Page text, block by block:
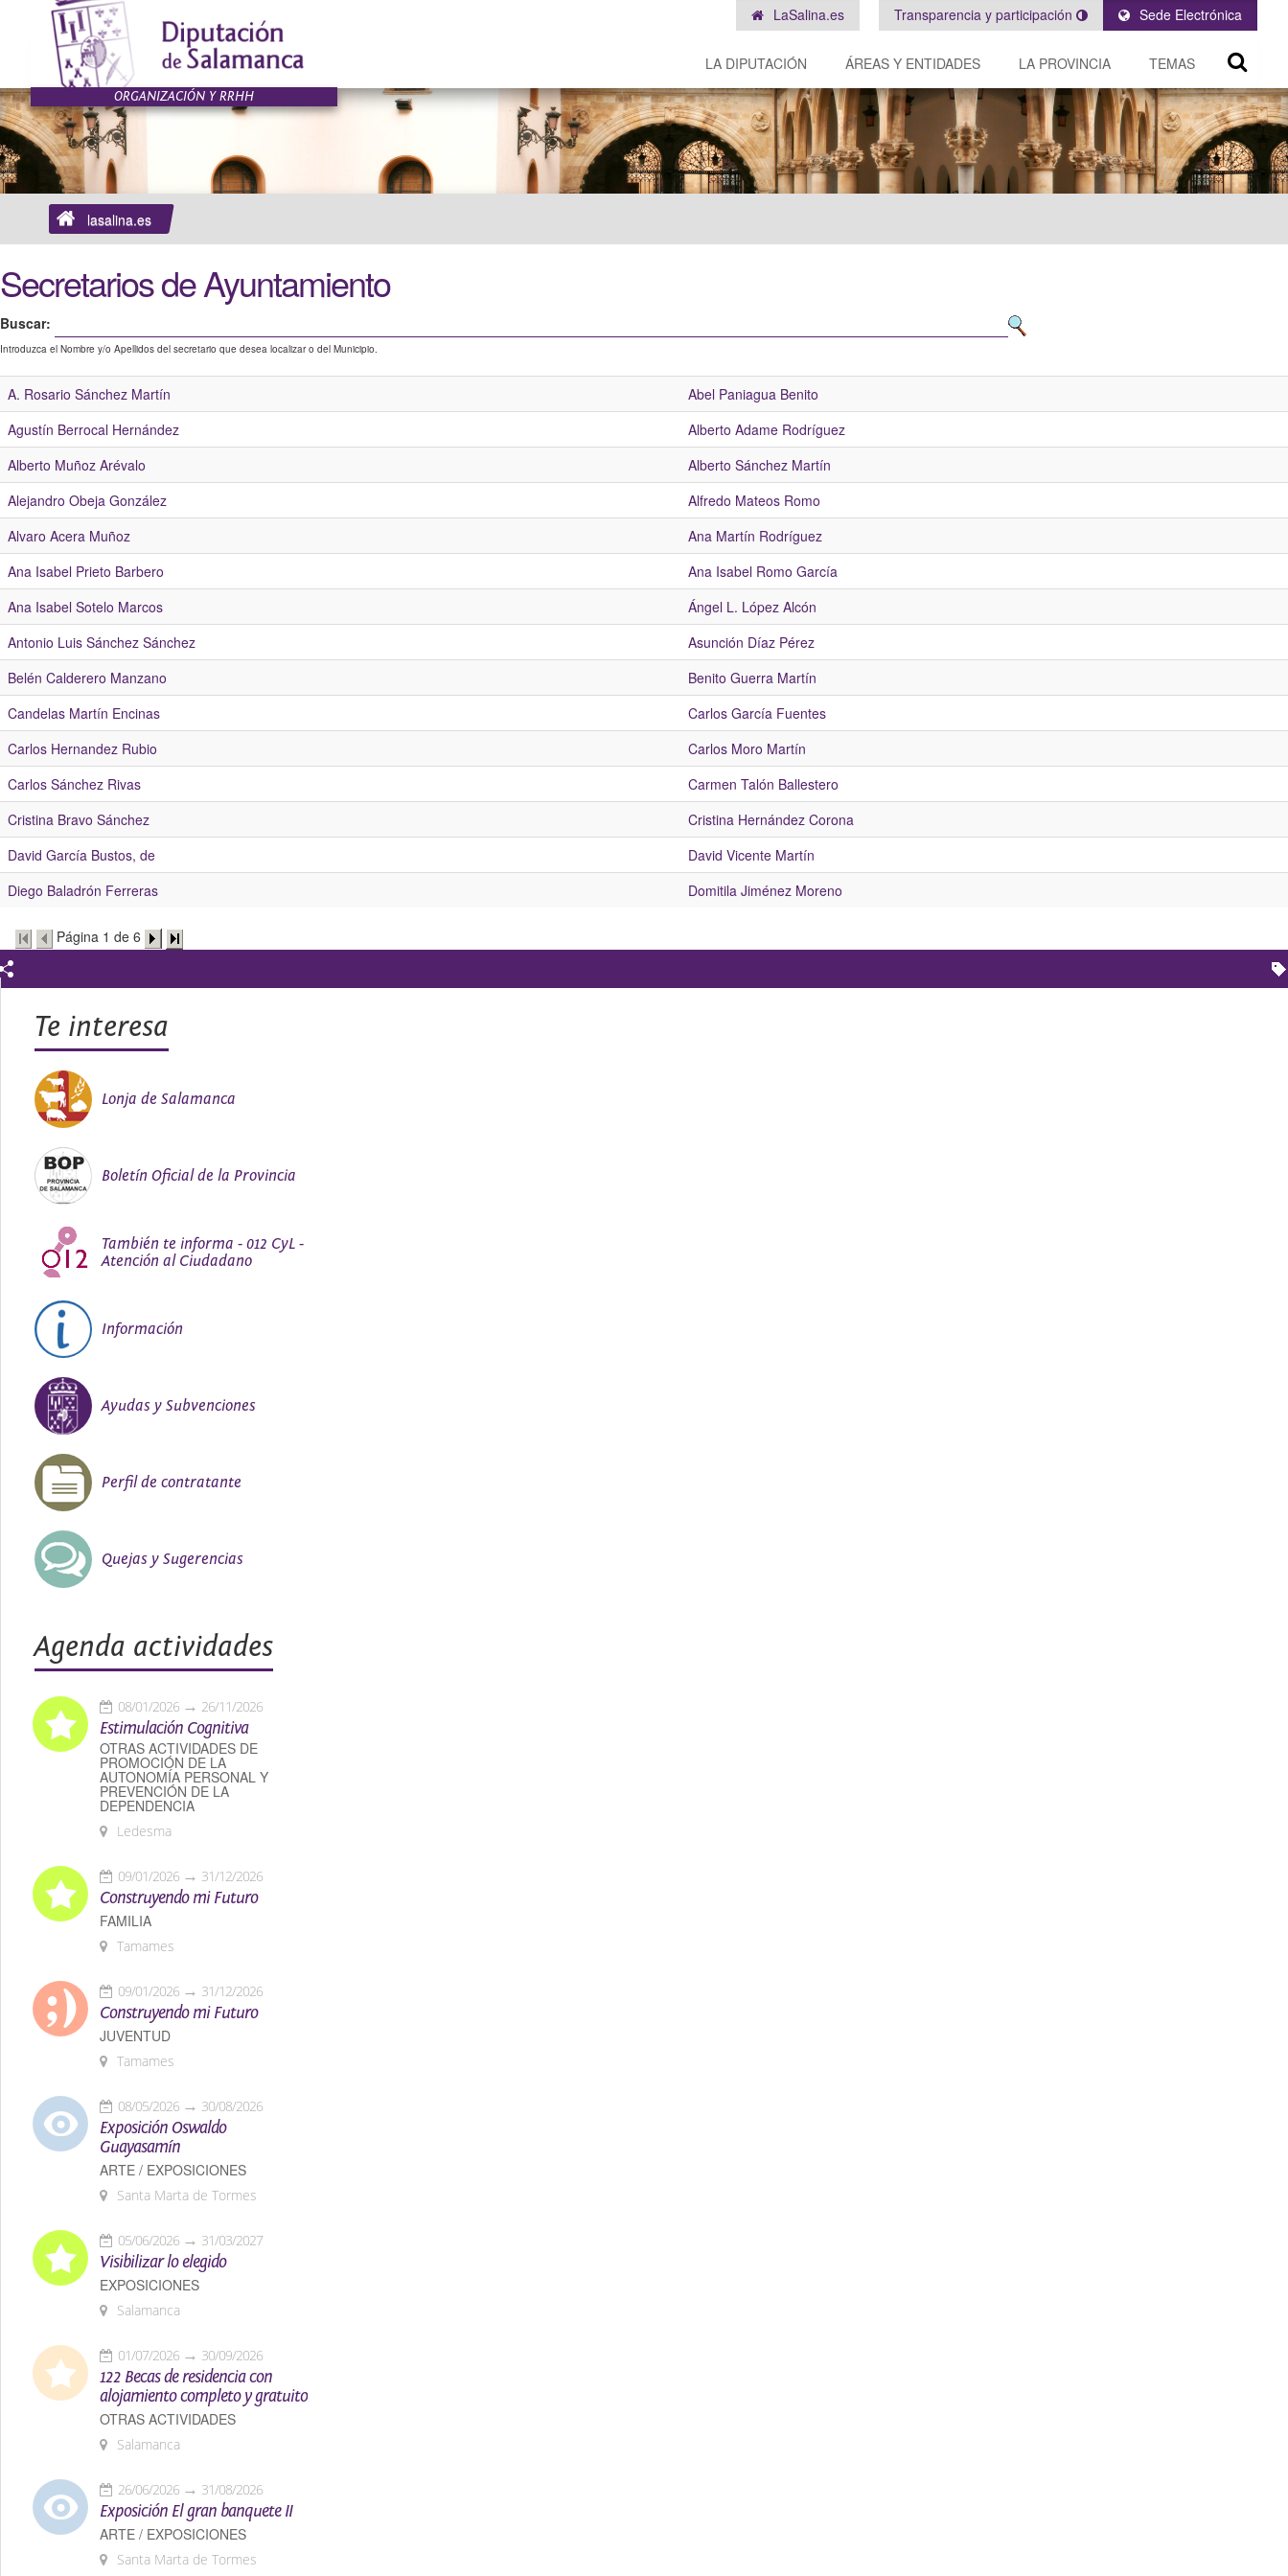
Sede Electrónica
Transparencia y participación
LaSalina.es
LA DIPUTACIÓN ÁREAS Y ENTIDADES LA PROVINCIA TEMAS
lasalina.es
Secretarios de Ayuntamiento
Buscar:
Introduzca el Nombre y/o Apellidos del secretario que desea localizar o del Municipio.
A. Rosario Sánchez Martín
Abel Paniagua Benito
Agustín Berrocal Hernández
Alberto Adame Rodríguez
Alberto Muñoz Arévalo
Alberto Sánchez Martín
Alejandro Obeja González
Alfredo Mateos Romo
Alvaro Acera Muñoz
Ana Martín Rodríguez
Ana Isabel Prieto Barbero
Ana Isabel Romo García
Ana Isabel Sotelo Marcos
Ángel L. López Alcón
Antonio Luis Sánchez Sánchez
Asunción Díaz Pérez
Belén Calderero Manzano
Benito Guerra Martín
Candelas Martín Encinas
Carlos García Fuentes
Carlos Hernandez Rubio
Carlos Moro Martín
Carlos Sánchez Rivas
Carmen Talón Ballestero
Cristina Bravo Sánchez
Cristina Hernández Corona
David García Bustos, de
David Vicente Martín
Diego Baladrón Ferreras
Domitila Jiménez Moreno
Página 1 de 6
Te interesa
Lonja de Salamanca
Boletín Oficial de la Provincia
También te informa - 012 CyL -
Atención al Ciudadano
Información
Ayudas y Subvenciones
Perfil de contratante
Quejas y Sugerencias
Agenda actividades
08/01/2026 26/11/2026
Estimulación Cognitiva
OTRAS ACTIVIDADES DE
PROMOCIÓN DE LA
AUTONOMÍA PERSONAL Y
PREVENCIÓN DE LA
DEPENDENCIA
Ledesma
09/01/2026 31/12/2026
Construyendo mi Futuro
FAMILIA
Tamames
09/01/2026 31/12/2026
Construyendo mi Futuro
JUVENTUD
Tamames
08/05/2026 30/08/2026
Exposición Oswaldo
Guayasamín
ARTE / EXPOSICIONES
Santa Marta de Tormes
05/06/2026 31/03/2027
Visibilizar lo elegido
EXPOSICIONES
Salamanca
01/07/2026 30/09/2026
122 Becas de residencia con
alojamiento completo y gratuito
OTRAS ACTIVIDADES
Salamanca
26/06/2026 31/08/2026
Exposición El gran banquete II
ARTE / EXPOSICIONES
Santa Marta de Tormes